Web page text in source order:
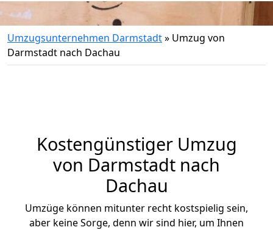
Umzugsunternehmen Darmstadt» Umzug von
Darmstadt nach Dachau
Kostengünstiger Umzug
von Darmstadt nach
Dachau
Umzüge können mitunter recht kostspielig sein,
aber keine Sorge, denn wir sind hier, um Ihnen